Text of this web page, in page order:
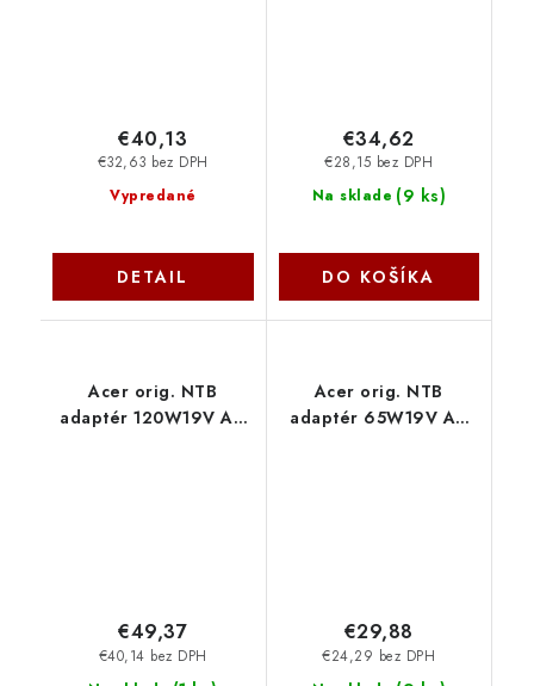
Vypredané
€32,63 bez DPH
€40,13
DETAIL
Na sklade (9 ks)
€28,15 bez DPH
€34,62
DO KOŠÍKA
Acer orig. NTB
adaptér 120W19V AC
€40,14 bez DPH
€49,37
Acer orig. NTB
adaptér 65W19V AC
€24,29 bez DPH
€29,88